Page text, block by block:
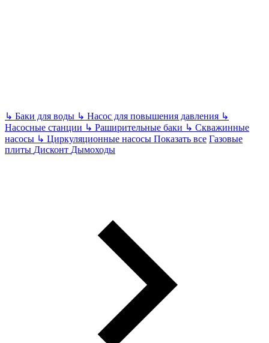
↳ Баки для воды ↳ Насос для повышения давления ↳
Насосные станции ↳ Раширительные баки ↳ Скважинные
насосы ↳ Циркуляционные насосы Показать все Газовые
плиты Дисконт Дымоходы